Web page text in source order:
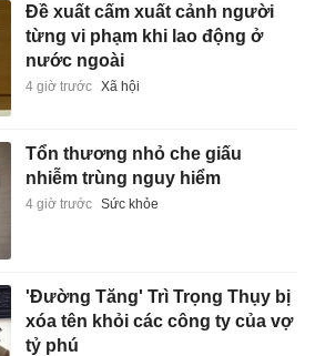
Đề xuất cấm xuất cảnh người
từng vi phạm khi lao động ở
nước ngoài
4 giờ trước Xã hội
Tổn thương nhỏ che giấu
nhiễm trùng nguy hiểm
4 giờ trước Sức khỏe
'Đường Tăng' Trì Trọng Thụy bị
xóa tên khỏi các công ty của vợ
tỷ phú